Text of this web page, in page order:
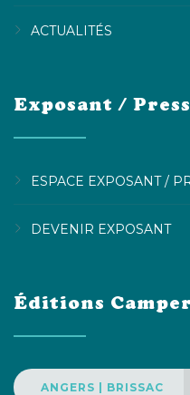
ACTUALITÉS
Exposant /
ESPACE EXPOSANT /
DEVENIR EXPOSANT
Éditions
ANGERS | BRISSAC